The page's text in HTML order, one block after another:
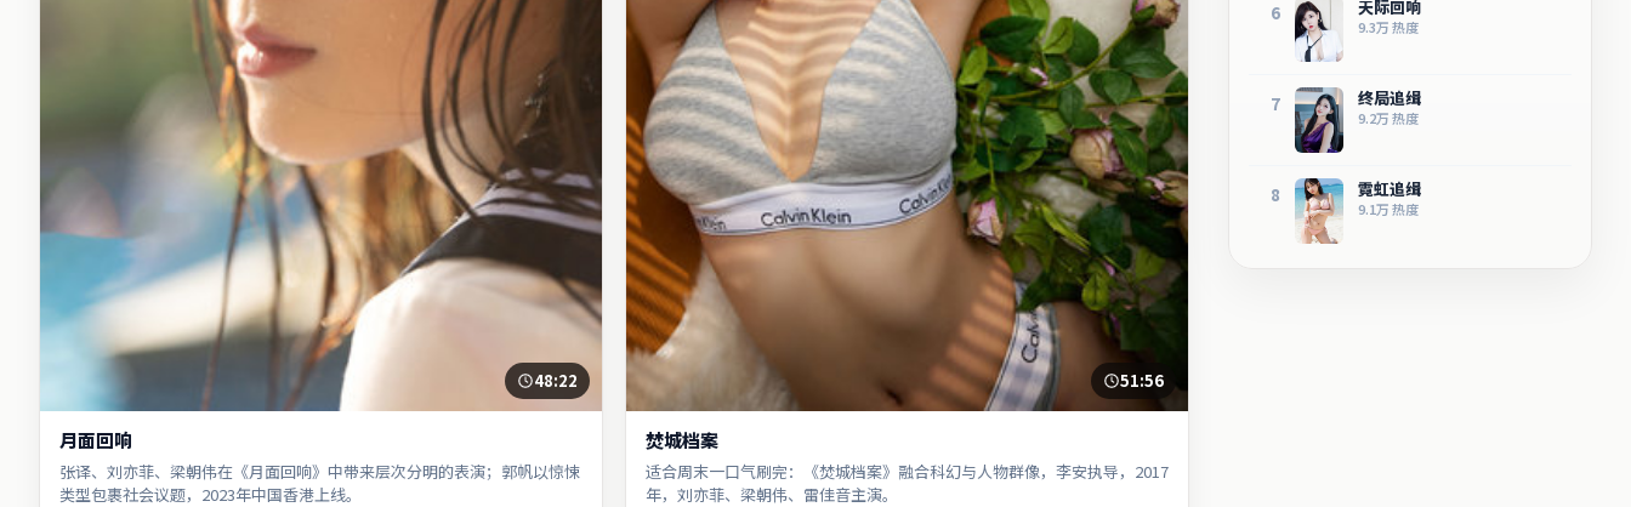
48:22
月面回响
张译、刘亦菲、梁朝伟在《月面回响》中带来层次分明的表演；郭帆以惊悚
类型包裹社会议题，2023年中国香港上线。
51:56
焚城档案
适合周末一口气刷完：《焚城档案》融合科幻与人物群像，李安执导，2017
年，刘亦菲、梁朝伟、雷佳音主演。
6 天际回响
9.3万热度
7 终局追缉
9.2万热度
8 霓虹追缉
9.1万热度